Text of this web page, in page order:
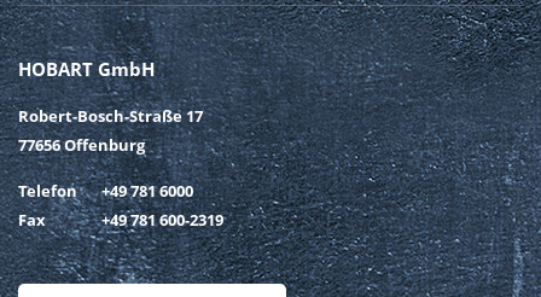
HOBART GmbH
Robert-Bosch-Straße 17
77656 Offenburg
Telefon
+49 781 6000
Fax
+49 781 600-2319